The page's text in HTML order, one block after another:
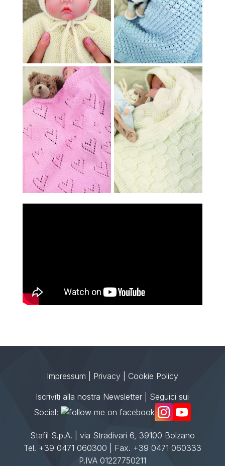
Impressum Privacy| Cookie Policy
Iscriviti alla nostra Newsletter | Seguici sui
Social:
Stafil S.p.A. | via Stradivari 6, 39100 Bolzano
Tel. +39 0471 060300 | Fax. +39 0471 060333
P.IVA 01227750211